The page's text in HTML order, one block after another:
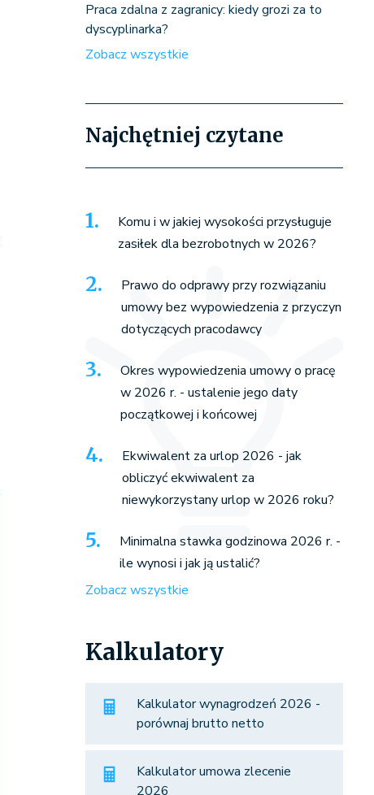
Praca zdalna z zagranicy: kiedy grozi za to
dyscyplinarka?
Zobacz wszystkie
Najchętniej czytane
Komu i w jakiej wysokości przysługuje
zasiłek dla bezrobotnych w 2026?
Prawo do odprawy przy rozwiązaniu
umowy bez wypowiedzenia z przyczyn
dotyczących pracodawcy
Okres wypowiedzenia umowy o pracę
w 2026 r. - ustalenie jego daty
początkowej i końcowej
Ekwiwalent za urlop 2026 - jak
obliczyć ekwiwalent za
niewykorzystany urlop w 2026 roku?
Minimalna stawka godzinowa 2026 r. -
ile wynosi i jak ją ustalić?
Zobacz wszystkie
Kalkulatory
Kalkulator wynagrodzeń 2026 -
porównaj brutto netto
Kalkulator umowa zlecenie
2026